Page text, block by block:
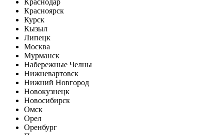
Красноярск
Курск
Кызыл
Липецк
Москва
Мурманск
Набережные Челны
Нижневартовск
Нижний Новгород
Новокузнецк
Новосибирск
Омск
Орел
Оренбург